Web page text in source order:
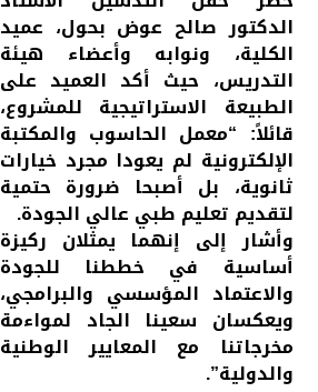
الدكتور صالح عوض بحول، عميد
الكلية، ونوابه وأعضاء هيئة
التدريس، حيث أكد العميد على
الطبيعة الاستراتيجية للمشروع،
قائلاً: “معمل الحاسوب والمكتبة
الإلكترونية لم يعودا مجرد خيارات
ثانوية، بل أصبحا ضرورة حتمية
لتقديم تعليم طبي عالي الجودة.
وأشار إلى إنهما يمثلان ركيزة
أساسية في خططنا للجودة
والاعتماد المؤسسي والبرامجي،
ويعكسان سعينا الجاد لمواءمة
مخرجاتنا مع المعايير الوطنية
والدولية”.